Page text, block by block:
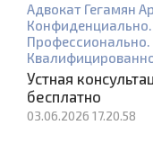
Адвокат Гегамян
Конфиденциально.
Профессионально.
Устная
бесплатно
03.06.2026 17.20.58